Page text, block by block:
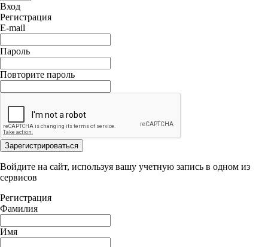
Вход
Регистрация
E-mail
Пароль
Повторите пароль
Зарегистрироваться
Войдите на сайт, используя вашу учетную запись в одном из
сервисов
Регистрация
Фамилия
Имя